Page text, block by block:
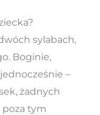
sylabach,
Boginie,
–
żadnych
tym